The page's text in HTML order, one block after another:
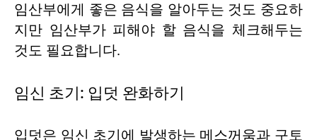
임산부에게 좋은 음식을 알아두는 것도 중요하
지만 임산부가 피해야 할 음식을 체크해두는
것도 필요합니다.
임신 초기: 입덧 완화하기
입덧은 임신 초기에 발생하는 메스꺼움과 구토